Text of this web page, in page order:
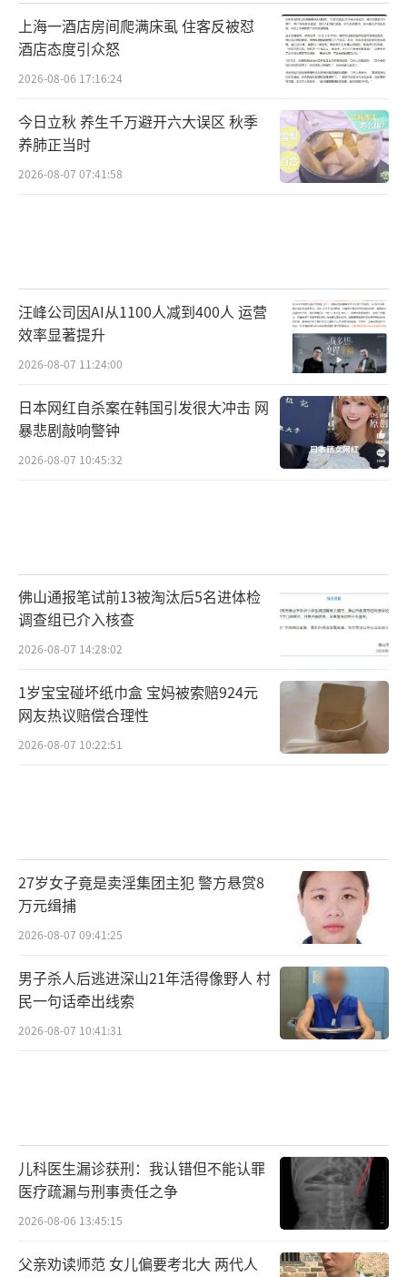
上海一酒店房间爬满床虱 住客反被怼
酒店态度引众怒
2026-08-06 17:16:24
今日立秋 养生千万避开六大误区 秋季
养肺正当时
2026-08-07 07:41:58
汪峰公司因AI从1100人减到400人 运营
效率显著提升
2026-08-07 11:24:00
日本网红自杀案在韩国引发很大冲击 网
暴悲剧敲响警钟
2026-08-07 10:45:32
佛山通报笔试前13被淘汰后5名进体检
调查组已介入核查
2026-08-07 14:28:02
1岁宝宝碰坏纸巾盒 宝妈被索赔924元
网友热议赔偿合理性
2026-08-07 10:22:51
27岁女子竟是卖淫集团主犯 警方悬赏8
万元缉捕
2026-08-07 09:41:25
男子杀人后逃进深山21年活得像野人 村
民一句话牵出线索
2026-08-07 10:41:31
儿科医生漏诊获刑：我认错但不能认罪
医疗疏漏与刑事责任之争
2026-08-06 13:45:15
父亲劝读师范 女儿偏要考北大 两代人